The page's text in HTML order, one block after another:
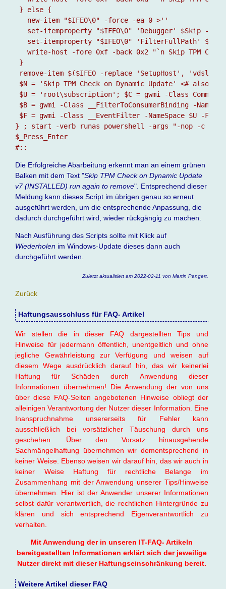
} else {
   new-item "$IFEO\0" -force -ea 0 >''
set-itemproperty "$IFEO\0" 'Debugger' $Skip -
set-itemproperty "$IFEO\0" 'FilterFullPath'
write-host -fore 0xf -back 0x2 "`n Skip TPM
}
remove-item $($IFEO -replace 'SetupHost',
$N = 'Skip TPM Check on Dynamic Update' <#
$U = 'root\subscription'; $C = gwmi -Class
$B = gwmi -Class __FilterToConsumerBinding -
$F = gwmi -Class __EventFilter -NameSpace $U -
} ; start -verb runas powershell -args "-nop -c &
$_Press_Enter
#::
Die Erfolgreiche Abarbeitung erkennt man an einem grünen
Balken mit dem Text "Skip TPM Check on Dynamic Update
v7 (INSTALLED) run again to remove". Entsprechend dieser
Meldung kann dieses Script im übrigen genau so erneut
ausgeführt werden, um die entsprechende Anpassung, die
dadurch durchgeführt wird, wieder rückgängig zu machen.
Nach Ausführung des Scripts sollte mit Klick auf
Wiederholen im Windows-Update dieses dann auch
durchgeführt werden.
Zuletzt aktualisiert am 2022-02-11 von Martin Pangert.
Zurück
Haftungsausschluss für FAQ- Artikel
Wir stellen die in dieser FAQ dargestellten Tips und
Hinweise für jedermann öffentlich, unentgeltlich und ohne
jegliche Gewährleistung zur Verfügung und weisen auf
diesem Wege ausdrücklich darauf hin, das wir keinerlei
Haftung für Schäden durch Anwendung dieser
Informationen übernehmen! Die Anwendung der von uns
über diese FAQ-Seiten angebotenen Hinweise obliegt der
alleinigen Verantwortung der Nutzer dieser Information. Eine
Inanspruchnahme unsererseits für Fehler kann
ausschließlich bei vorsätzlicher Täuschung durch uns
geschehen. Über den Vorsatz hinausgehende
Sachmängelhaftung übernehmen wir dementsprechend in
keiner Weise. Ebenso weisen wir darauf hin, das wir auch in
keiner Weise Haftung für rechtliche Belange im
Zusammenhang mit der Anwendung unserer Tips/Hinweise
übernehmen. Hier ist der Anwender unserer Informationen
selbst dafür verantwortlich, die rechtlichen Hintergründe zu
klären und sich entsprechend Eigenverantwortlich zu
verhalten.
Mit Anwendung der in unseren IT-FAQ- Artikeln
bereitgestellten Informationen erklärt sich der jeweilige
Nutzer direkt mit dieser Haftungseinschränkung bereit.
Weitere Artikel dieser FAQ